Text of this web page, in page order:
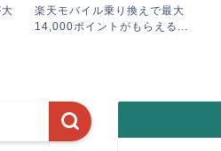
楽天モバイル乗り換えで最大
14,000ポイントがもらえる...